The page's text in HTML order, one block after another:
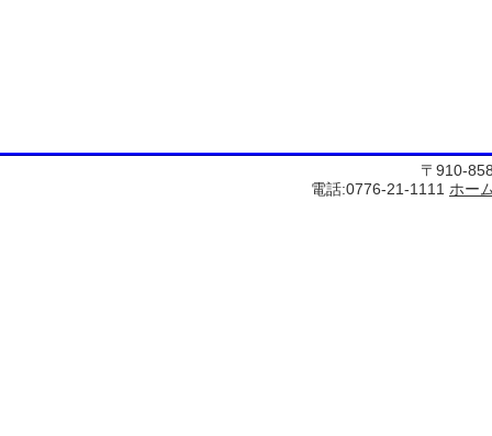
〒910-
電話:0776-21-1111 ホー